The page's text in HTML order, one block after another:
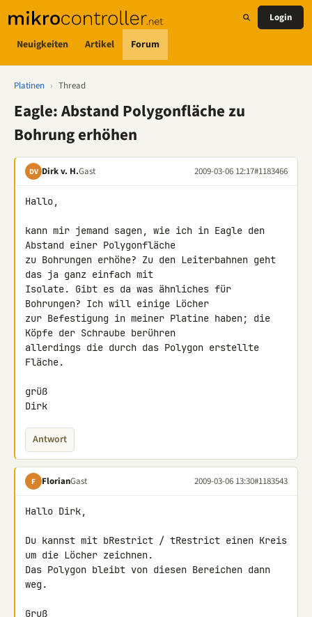
Neuigkeiten Artikel Forum
Login
Platinen › Thread
Eagle: Abstand Polygonfläche zu
Bohrung erhöhen
DV Dirk v. H.Gast 2009-03-06 12:17#1183466
Hallo,
kann mir jemand sagen, wie ich in Eagle den
Abstand einer Polygonfläche
zu Bohrungen erhöhe? Zu den Leiterbahnen geht
das ja ganz einfach mit
Isolate. Gibt es da was ähnliches für
Bohrungen? Ich will einige Löcher
zur Befestigung in meiner Platine haben; die
Köpfe der Schraube berühren
allerdings die durch das Polygon erstellte
Fläche.
grüß
Dirk
Antwort
F FlorianGast 2009-03-06 13:30#1183543
Hallo Dirk,
Du kannst mit bRestrict / tRestrict einen Kreis
um die Löcher zeichnen.
Das Polygon bleibt von diesen Bereichen dann
weg.
Gruß